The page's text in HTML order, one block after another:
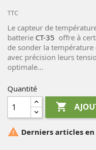
TTC
Le capteur de
batterie CT-35 offre à
de sonder la
avec précision leurs
optimale...
Quantité

 Derniers articles